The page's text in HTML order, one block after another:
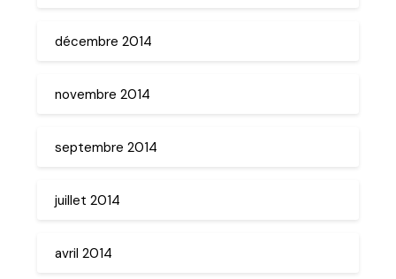
décembre 2014
novembre 2014
septembre 2014
juillet 2014
avril 2014